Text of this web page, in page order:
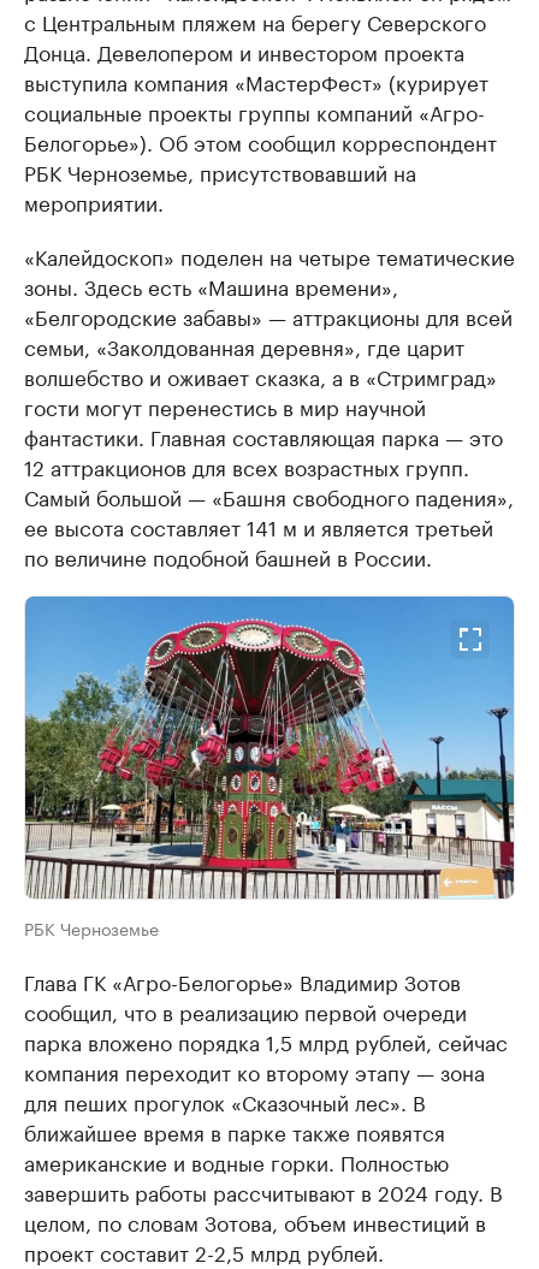
с Центральным пляжем на берегу Северского
Донца. Девелопером и инвестором проекта
выступила компания «МастерФест» (курирует
социальные проекты группы компаний «Агро-
Белогорье»). Об этом сообщил корреспондент
РБК Черноземье, присутствовавший на
мероприятии.
«Калейдоскоп» поделен на четыре тематические
зоны. Здесь есть «Машина времени»,
«Белгородские забавы» — аттракционы для всей
семьи, «Заколдованная деревня», где царит
волшебство и оживает сказка, а в «Стримград»
гости могут перенестись в мир научной
фантастики. Главная составляющая парка — это
12 аттракционов для всех возрастных групп.
Самый большой — «Башня свободного падения»,
ее высота составляет 141 м и является третьей
по величине подобной башней в России.
РБК Черноземье
Глава ГК «Агро-Белогорье» Владимир Зотов
сообщил, что в реализацию первой очереди
парка вложено порядка 1,5 млрд рублей, сейчас
компания переходит ко второму этапу — зона
для пеших прогулок «Сказочный лес». В
ближайшее время в парке также появятся
американские и водные горки. Полностью
завершить работы рассчитывают в 2024 году. В
целом, по словам Зотова, объем инвестиций в
проект составит 2-2,5 млрд рублей.